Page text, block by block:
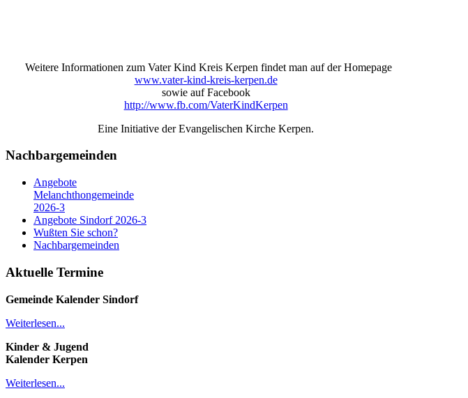
Weitere Informationen zum Vater Kind Kreis Kerpen findet man auf der Homepage
www.vater-kind-kreis-kerpen.de
sowie auf Facebook
http://www.fb.com/VaterKindKerpen
Eine Initiative der Evangelischen Kirche Kerpen.
Nachbargemeinden
Angebote
Melanchthongemeinde
2026-3
Angebote Sindorf 2026-3
Wußten Sie schon?
Nachbargemeinden
Aktuelle Termine
Gemeinde Kalender Sindorf
Weiterlesen...
Kinder & Jugend
Kalender Kerpen
Weiterlesen...